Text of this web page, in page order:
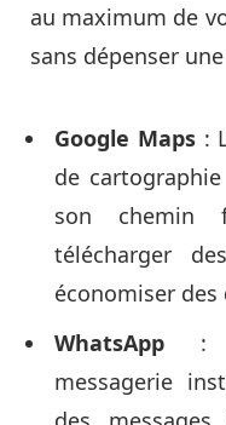
au maximum de
sans dépenser
Google Maps:
de
son chemin
télécharger
économiser
WhatsApp :
messagerie